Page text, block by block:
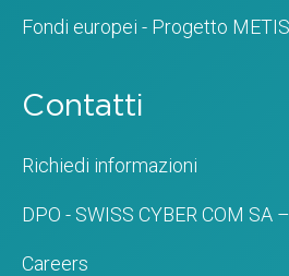
Fondi europei - Progetto METIS
Contatti
Richiedi informazioni
DPO - SWISS CYBER COM SA
Careers